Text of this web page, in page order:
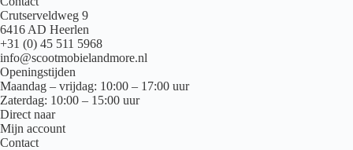
Crutserveldweg 9
6416 AD Heerlen
+31 (0) 45 511 5968
info@scootmobielandmore.nl
Openingstijden
Maandag – vrijdag: 10:00 – 17:00 uur
Zaterdag: 10:00 – 15:00 uur
Direct naar
Mijn account
Contact